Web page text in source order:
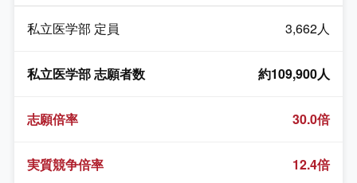
私立医学部 定員 3,662人
私立医学部 志願者数 約109,900人
志願倍率 30.0倍
実質競争倍率 12.4倍